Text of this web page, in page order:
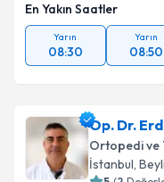
En Yakın Saatler
Yarın
08:30
Yarın
08:50
Op. Dr.
Ortopedi ve
İstanbul,